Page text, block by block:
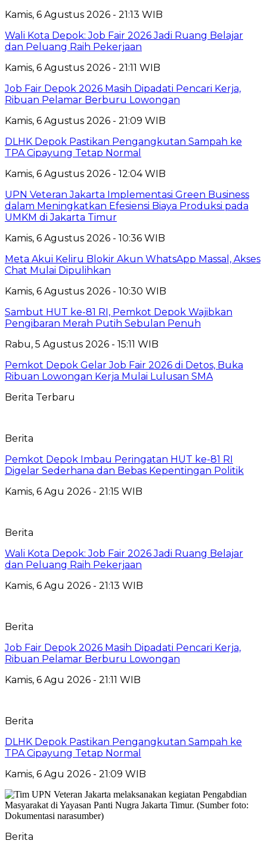
Kamis, 6 Agustus 2026 - 21:13 WIB
Wali Kota Depok: Job Fair 2026 Jadi Ruang Belajar
dan Peluang Raih Pekerjaan
Kamis, 6 Agustus 2026 - 21:11 WIB
Job Fair Depok 2026 Masih Dipadati Pencari Kerja,
Ribuan Pelamar Berburu Lowongan
Kamis, 6 Agustus 2026 - 21:09 WIB
DLHK Depok Pastikan Pengangkutan Sampah ke
TPA Cipayung Tetap Normal
Kamis, 6 Agustus 2026 - 12:04 WIB
UPN Veteran Jakarta Implementasi Green Business
dalam Meningkatkan Efesiensi Biaya Produksi pada
UMKM di Jakarta Timur
Kamis, 6 Agustus 2026 - 10:36 WIB
Meta Akui Keliru Blokir Akun WhatsApp Massal, Akses
Chat Mulai Dipulihkan
Kamis, 6 Agustus 2026 - 10:30 WIB
Sambut HUT ke-81 RI, Pemkot Depok Wajibkan
Pengibaran Merah Putih Sebulan Penuh
Rabu, 5 Agustus 2026 - 15:11 WIB
Pemkot Depok Gelar Job Fair 2026 di Detos, Buka
Ribuan Lowongan Kerja Mulai Lulusan SMA
Berita Terbaru
Berita
Pemkot Depok Imbau Peringatan HUT ke-81 RI
Digelar Sederhana dan Bebas Kepentingan Politik
Kamis, 6 Agu 2026 - 21:15 WIB
Berita
Wali Kota Depok: Job Fair 2026 Jadi Ruang Belajar
dan Peluang Raih Pekerjaan
Kamis, 6 Agu 2026 - 21:13 WIB
Berita
Job Fair Depok 2026 Masih Dipadati Pencari Kerja,
Ribuan Pelamar Berburu Lowongan
Kamis, 6 Agu 2026 - 21:11 WIB
Berita
DLHK Depok Pastikan Pengangkutan Sampah ke
TPA Cipayung Tetap Normal
Kamis, 6 Agu 2026 - 21:09 WIB
Berita